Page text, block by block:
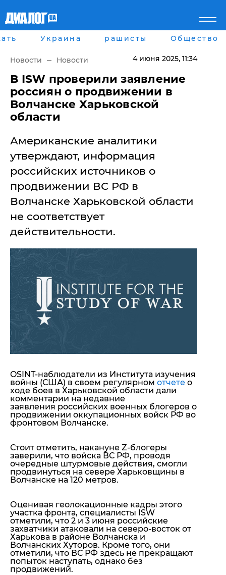
Главная
рассея
Мир
Беларусь
Военное обозрение
Наука и Техника
Экономика
Блоги
Пресса
Шоу-биз
Здоровье
Спорт
Культура
Города
Харьков
Днепр
Львов
Крыму
"ДНР"
Оккупация Крыма
Новости Крыма
Донбасс
Армия Украины
Стиль Диалога
Пресс-релизы
Пресс-релизы
Авторское
Украина рашисты Общество
Новости Новости 4 июня 2025, 11:34
В ISW проверили заявление
россиян о продвижении в
Волчанске Харьковской
области
Американские аналитики
утверждают, информация
российских источников о
продвижении ВС РФ в
Волчанске Харьковской области
не соответствует
действительности.
OSINT-наблюдатели из Института изучения
войны (США) в своем регулярном отчете о
ходе боев в Харьковской области дали
комментарии на недавние
заявления российских военных блогеров о
продвижении оккупационных войск РФ во
фронтовом Волчанске.
Стоит отметить, накануне Z-блогеры
заверили, что войска ВС РФ, проводя
очередные штурмовые действия, смогли
продвинуться на севере Харьковщины в
Волчанске на 120 метров.
Оценивая геолокационные кадры этого
участка фронта, специалисты ISW
отметили, что 2 и 3 июня российские
захватчики атаковали на северо-восток от
Харькова в районе Волчанска и
Волчанских Хуторов. Кроме того, они
отметили, что ВС РФ здесь не прекращают
попыток наступать, однако без
продвижений.